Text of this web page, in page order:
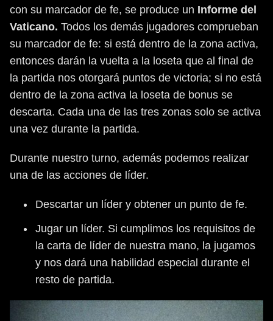
con su marcador de fe, se produce un Informe del
Vaticano. Todos los demás jugadores comprueban
su marcador de fe: si está dentro de la zona activa,
entonces darán la vuelta a la loseta que al final de
la partida nos otorgará puntos de victoria; si no está
dentro de la zona activa la loseta de bonus se
descarta. Cada una de las tres zonas solo se activa
una vez durante la partida.
Durante nuestro turno, además podemos realizar
una de las acciones de líder.
Descartar un líder y obtener un punto de fe.
Jugar un líder. Si cumplimos los requisitos de
la carta de líder de nuestra mano, la jugamos
y nos dará una habilidad especial durante el
resto de partida.